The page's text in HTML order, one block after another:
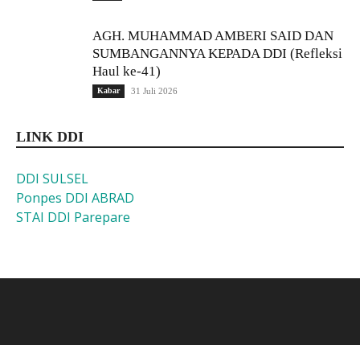
AGH. MUHAMMAD AMBERI SAID DAN
SUMBANGANNYA KEPADA DDI (Refleksi
Haul ke-41)
Kabar 31 Juli 2026
LINK DDI
DDI SULSEL
Ponpes DDI ABRAD
STAI DDI Parepare